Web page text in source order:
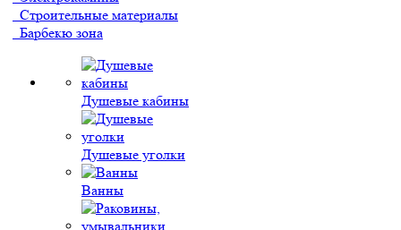
Строительные материалы
Барбекю зона
Душевые кабины
Душевые уголки
Ванны